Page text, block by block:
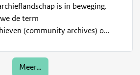
is in beweging.
de term
(community archives) o...
Meer…